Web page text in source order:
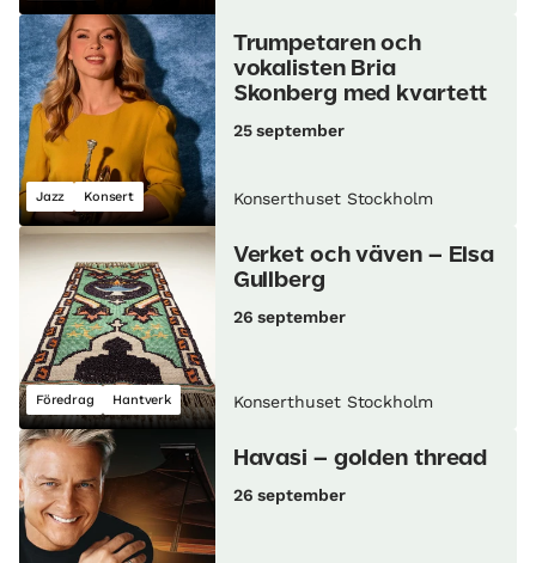
Jazz Konsert
Trumpetaren och
vokalisten Bria
Skonberg med kvartett
25 september
Konserthuset Stockholm
Föredrag Hantverk
Verket och väven – Elsa
Gullberg
26 september
Konserthuset Stockholm
Havasi – golden thread
26 september